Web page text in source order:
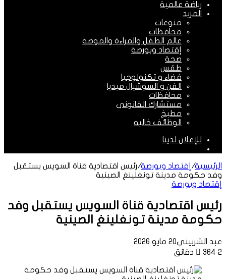
رياضة عالمية
المزيد
منوعات
محافظات
عالم الطفل والمراءة والموضة
إقتصاد وبورصة
صحة
طقس
فضاء و تكنولوجيا
الفن و السوشيال ميديا
محافظات
مستشارك القانونى
مطبخ
الوظائف خاليه
للإعلان لدينا
الرئيسية/ إقتصاد وبورصة/رئيس اقتصادية قناة السويس يستقبل
وفد حكومة مدينة تونغلينغ الصينية
إقتصاد وبورصة
رئيس اقتصادية قناة السويس يستقبل وفد
حكومة مدينة تونغلينغ الصينية
عبد الشربيني20 مايو 2026
364 2 دقائق